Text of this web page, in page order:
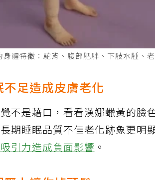
身體特徵：駝背、腹部肥胖、下肢水腫、
不足造成皮膚老化
不是藉口，看看漢娜蠟黃的臉
期睡眠品質不佳老化跡象更明
引力造成負面影響